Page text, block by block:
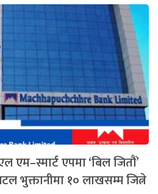
एम–स्मार्ट एपमा ‘बिल जितौं’
भुक्तानीमा १० लाखसम्म जित्ने